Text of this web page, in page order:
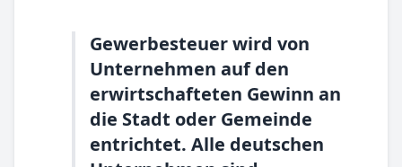
Gewerbesteuer wird von
Unternehmen auf den
erwirtschafteten Gewinn an
die Stadt oder Gemeinde
entrichtet. Alle deutschen